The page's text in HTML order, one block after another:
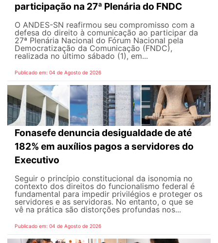
participação na 27ª Plenária do FNDC
O ANDES-SN reafirmou seu compromisso com a
defesa do direito à comunicação ao participar da
27ª Plenária Nacional do Fórum Nacional pela
Democratização da Comunicação (FNDC),
realizada no último sábado (1), em...
Publicado em: 04 de Agosto de 2026
Fonasefe denuncia desigualdade de até
182% em auxílios pagos a servidores do
Executivo
Seguir o princípio constitucional da isonomia no
contexto dos direitos do funcionalismo federal é
fundamental para impedir privilégios e proteger os
servidores e as servidoras. No entanto, o que se
vê na prática são distorções profundas nos...
Publicado em: 04 de Agosto de 2026